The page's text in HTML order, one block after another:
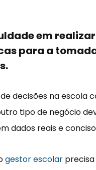
em
para a
decisões na escola
tipo de negócio
dados reais e
gestor escolar